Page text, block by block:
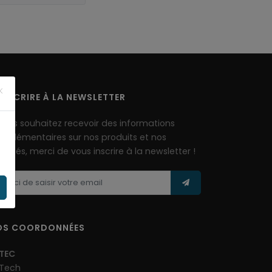
À LA NEWSLETTER
souhaitez recevoir des informations
sur nos produits et nos
merci de vous inscrire à la newsletter !
COORDONNÉES